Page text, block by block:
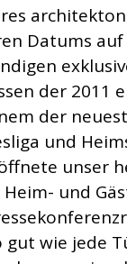
Datums auf
der 2011
der
und
öffnete unser
und
gut wie jede